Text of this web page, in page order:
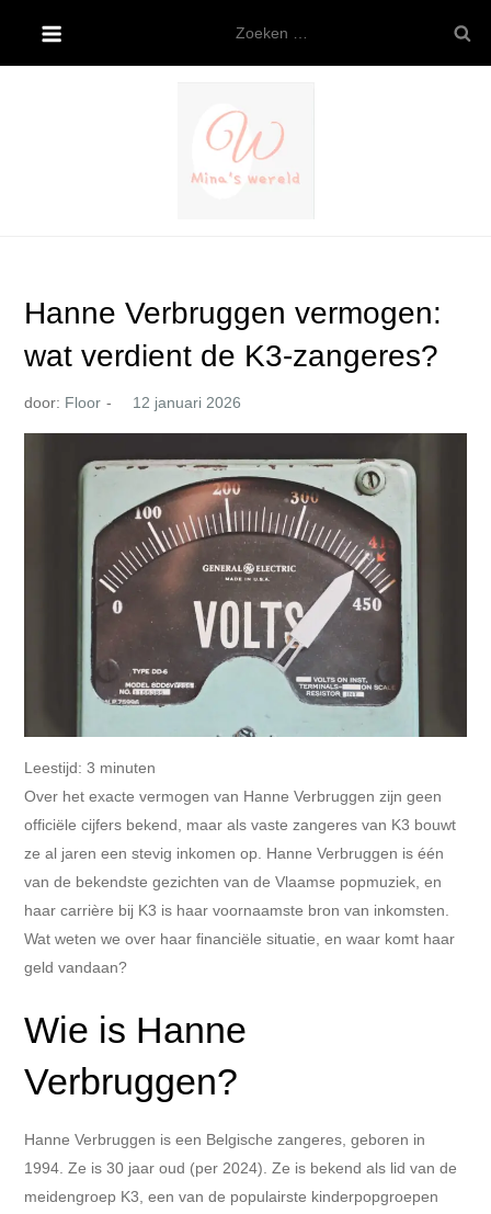
de
naar:
Hanne Verbruggen vermogen:
wat verdient de K3-zangeres?
door: Floor
Leestijd: 3 minuten
Over het exacte vermogen van Hanne Verbruggen zijn geen
officiële cijfers bekend, maar als vaste zangeres van K3 bouwt
ze al jaren een stevig inkomen op. Hanne Verbruggen is één
van de bekendste gezichten van de Vlaamse popmuziek, en
haar carrière bij K3 is haar voornaamste bron van inkomsten.
Wat weten we over haar financiële situatie, en waar komt haar
geld vandaan?
Wie is Hanne
Verbruggen?
Hanne Verbruggen is een Belgische zangeres, geboren in
1994. Ze is 30 jaar oud (per 2024). Ze is bekend als lid van de
meidengroep K3, een van de populairste kinderpopgroepen